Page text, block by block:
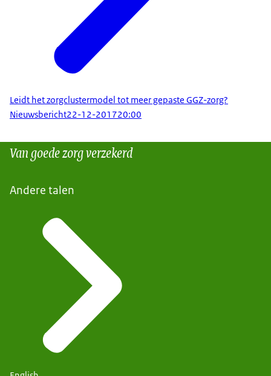
Leidt het zorgclustermodel tot meer gepaste GGZ-zorg?
Nieuwsbericht22-12-201720:00
Van goede zorg verzekerd
Andere talen